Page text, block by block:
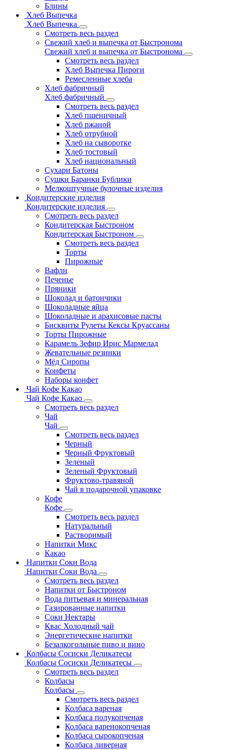
Блины
Хлеб Выпечка
Хлеб Выпечка
Смотреть весь раздел
Свежий хлеб и выпечка от Быстронома
Свежий хлеб и выпечка от Быстронома
Смотреть весь раздел
Хлеб Выпечка Пироги
Ремесленные хлеба
Хлеб фабричный
Хлеб фабричный
Смотреть весь раздел
Хлеб пшеничный
Хлеб ржаной
Хлеб отрубной
Хлеб на сыворотке
Хлеб тостовый
Хлеб национальный
Сухари Батоны
Сушки Баранки Бублики
Мелкоштучные булочные изделия
Кондитерские изделия
Кондитерские изделия
Смотреть весь раздел
Кондитерская Быстроном
Кондитерская Быстроном
Смотреть весь раздел
Торты
Пирожные
Вафли
Печенье
Пряники
Шоколад и батончики
Шоколадные яйца
Шоколадные и арахисовые пасты
Бисквиты Рулеты Кексы Круассаны
Торты Пирожные
Карамель Зефир Ирис Мармелад
Жевательные резинки
Мёд Сиропы
Конфеты
Наборы конфет
Чай Кофе Какао
Чай Кофе Какао
Смотреть весь раздел
Чай
Чай
Смотреть весь раздел
Черный
Черный Фруктовый
Зеленый
Зеленый Фруктовый
Фруктово-травяной
Чай в подарочной упаковке
Кофе
Кофе
Смотреть весь раздел
Натуральный
Растворимый
Напитки Микс
Какао
Напитки Соки Вода
Напитки Соки Вода
Смотреть весь раздел
Напитки от Быстроном
Вода питьевая и минеральная
Газированные напитки
Соки Нектары
Квас Холодный чай
Энергетические напитки
Безалкогольные пиво и вино
Колбасы Сосиски Деликатесы
Колбасы Сосиски Деликатесы
Смотреть весь раздел
Колбасы
Колбасы
Смотреть весь раздел
Колбаса вареная
Колбаса полукопченая
Колбаса варенокопченая
Колбаса сырокопченая
Колбаса ливерная